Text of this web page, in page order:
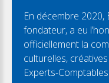
En décembre 2020,
fondateur, a eu
officiellement la
culturelles,
Experts-